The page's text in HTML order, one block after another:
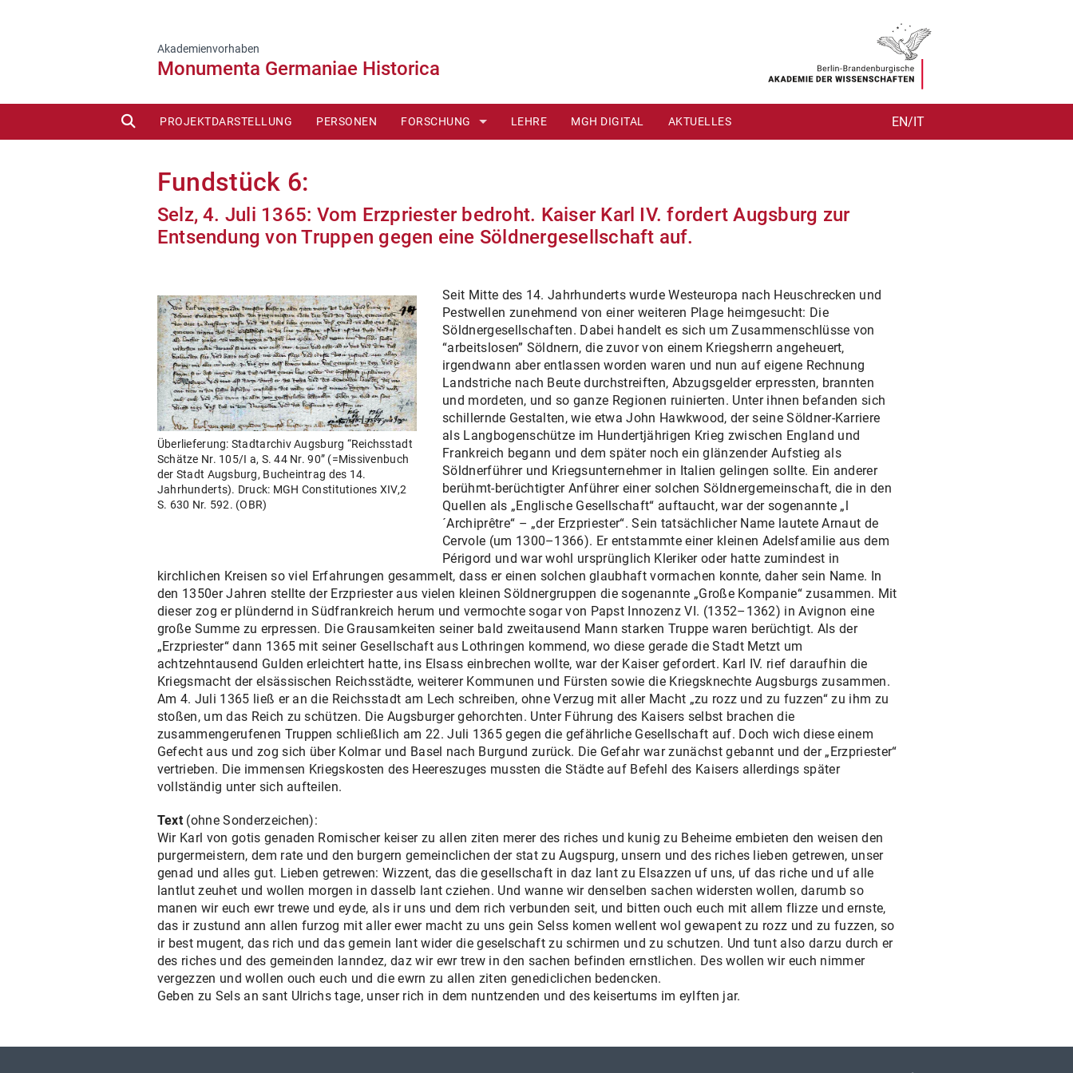
Akademienvorhaben
Monumenta Germaniae Historica
EN/IT
SUCHE
PROJEKTDARSTELLUNG PERSONEN FORSCHUNG LEHRE MGH DIGITAL AKTUELLES
Fundstück 6:
Selz, 4. Juli 1365: Vom Erzpriester bedroht. Kaiser Karl IV. fordert Augsburg zur
Entsendung von Truppen gegen eine Söldnergesellschaft auf.
Überlieferung: Stadtarchiv Augsburg “Reichsstadt
Schätze Nr. 105/I a, S. 44 Nr. 90” (=Missivenbuch
der Stadt Augsburg, Bucheintrag des 14.
Jahrhunderts). Druck: MGH Constitutiones XIV,2
S. 630 Nr. 592. (OBR)
Seit Mitte des 14. Jahrhunderts wurde Westeuropa nach Heuschrecken und
Pestwellen zunehmend von einer weiteren Plage heimgesucht: Die
Söldnergesellschaften. Dabei handelt es sich um Zusammenschlüsse von
“arbeitslosen” Söldnern, die zuvor von einem Kriegsherrn angeheuert,
irgendwann aber entlassen worden waren und nun auf eigene Rechnung
Landstriche nach Beute durchstreiften, Abzugsgelder erpressten, brannten
und mordeten, und so ganze Regionen ruinierten. Unter ihnen befanden sich
schillernde Gestalten, wie etwa John Hawkwood, der seine Söldner-Karriere
als Langbogenschütze im Hundertjährigen Krieg zwischen England und
Frankreich begann und dem später noch ein glänzender Aufstieg als
Söldnerführer und Kriegsunternehmer in Italien gelingen sollte. Ein anderer
berühmt-berüchtigter Anführer einer solchen Söldnergemeinschaft, die in den
Quellen als „Englische Gesellschaft“ auftaucht, war der sogenannte „l
´Archiprêtre“ – „der Erzpriester“. Sein tatsächlicher Name lautete Arnaut de
Cervole (um 1300–1366). Er entstammte einer kleinen Adelsfamilie aus dem
Périgord und war wohl ursprünglich Kleriker oder hatte zumindest in
kirchlichen Kreisen so viel Erfahrungen gesammelt, dass er einen solchen glaubhaft vormachen konnte, daher sein Name. In
den 1350er Jahren stellte der Erzpriester aus vielen kleinen Söldnergruppen die sogenannte „Große Kompanie“ zusammen. Mit
dieser zog er plündernd in Südfrankreich herum und vermochte sogar von Papst Innozenz VI. (1352–1362) in Avignon eine
große Summe zu erpressen. Die Grausamkeiten seiner bald zweitausend Mann starken Truppe waren berüchtigt. Als der
„Erzpriester“ dann 1365 mit seiner Gesellschaft aus Lothringen kommend, wo diese gerade die Stadt Metzt um
achtzehntausend Gulden erleichtert hatte, ins Elsass einbrechen wollte, war der Kaiser gefordert. Karl IV. rief daraufhin die
Kriegsmacht der elsässischen Reichsstädte, weiterer Kommunen und Fürsten sowie die Kriegsknechte Augsburgs zusammen.
Am 4. Juli 1365 ließ er an die Reichsstadt am Lech schreiben, ohne Verzug mit aller Macht „zu rozz und zu fuzzen“ zu ihm zu
stoßen, um das Reich zu schützen. Die Augsburger gehorchten. Unter Führung des Kaisers selbst brachen die
zusammengerufenen Truppen schließlich am 22. Juli 1365 gegen die gefährliche Gesellschaft auf. Doch wich diese einem
Gefecht aus und zog sich über Kolmar und Basel nach Burgund zurück. Die Gefahr war zunächst gebannt und der „Erzpriester“
vertrieben. Die immensen Kriegskosten des Heereszuges mussten die Städte auf Befehl des Kaisers allerdings später
vollständig unter sich aufteilen.
Text (ohne Sonderzeichen):
Wir Karl von gotis genaden Romischer keiser zu allen ziten merer des riches und kunig zu Beheime embieten den weisen den
purgermeistern, dem rate und den burgern gemeinclichen der stat zu Augspurg, unsern und des riches lieben getrewen, unser
genad und alles gut. Lieben getrewen: Wizzent, das die gesellschaft in daz lant zu Elsazzen uf uns, uf das riche und uf alle
lantlut zeuhet und wollen morgen in dasselb lant cziehen. Und wanne wir denselben sachen widersten wollen, darumb so
manen wir euch ewr trewe und eyde, als ir uns und dem rich verbunden seit, und bitten ouch euch mit allem flizze und ernste,
das ir zustund ann allen furzog mit aller ewer macht zu uns gein Selss komen wellent wol gewapent zu rozz und zu fuzzen, so
ir best mugent, das rich und das gemein lant wider die geselschaft zu schirmen und zu schutzen. Und tunt also darzu durch er
des riches und des gemeinden lanndez, daz wir ewr trew in den sachen befinden ernstlichen. Des wollen wir euch nimmer
vergezzen und wollen ouch euch und die ewrn zu allen ziten genediclichen bedencken.
Geben zu Sels an sant Ulrichs tage, unser rich in dem nuntzenden und des keisertums im eylften jar.